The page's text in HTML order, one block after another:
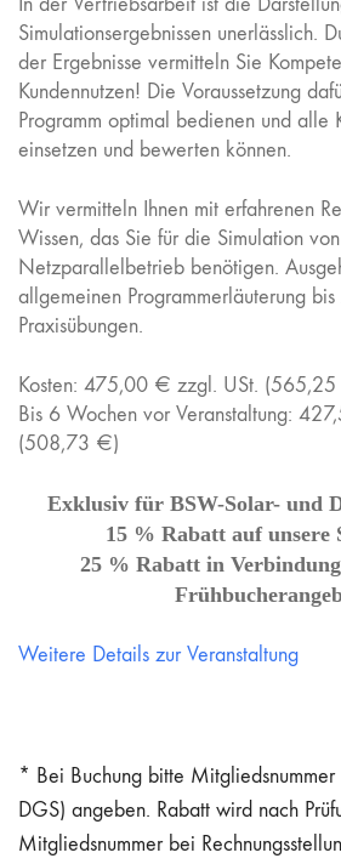
Simulationsergebnissen unerlässlich.
der Ergebnisse vermitteln Sie
Kundennutzen! Die Voraussetzung
Programm optimal bedienen und alle
einsetzen und bewerten können.
Wir vermitteln Ihnen mit erfahrenen
Wissen, das Sie für die Simulation
Netzparallelbetrieb benötigen.
allgemeinen Programmerläuterung
Praxisübungen.
Kosten: 475,00 € zzgl. USt.
Bis 6 Wochen vor Veranstaltung:
(508,73 €)
Exklusiv für BSW-Solar- und
15 % Rabatt auf unsere
25 % Rabatt in
Weitere Details zur Veranstaltung
* Bei Buchung bitte
DGS) angeben. Rabatt wird nach
Mitgliedsnummer bei